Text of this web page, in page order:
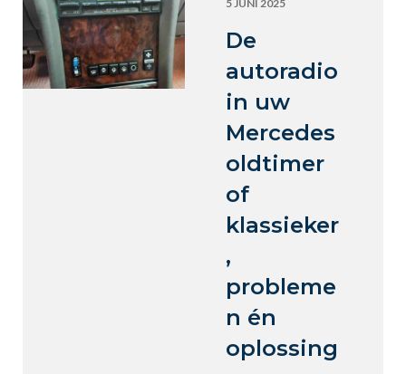
5 JUNI 2025
De
autoradio
in uw
Mercedes
oldtimer
of
klassieker
,
probleme
n én
oplossing